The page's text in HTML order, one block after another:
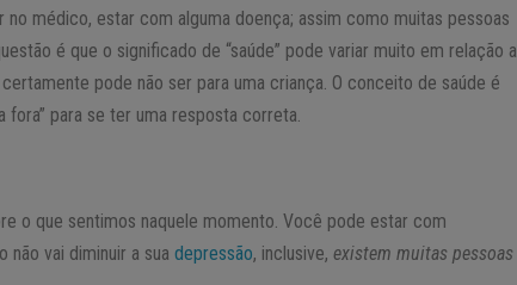
médico, estar com alguma doença; assim como muitas pessoas
é que o significado de “saúde” pode variar muito em relação a
pode não ser para uma criança. O conceito de saúde é
fora” para se ter uma resposta correta.
o que sentimos naquele momento. Você pode estar com
não vai diminuir a suadepressão, inclusive, existem muitas pessoas